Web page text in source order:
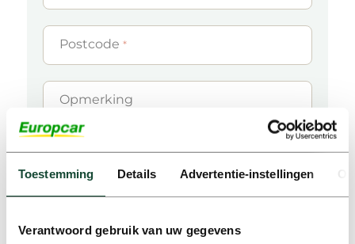
Toestemming Details Advertentie-instellingen
Verantwoord gebruik van uw gegevens
Postcode *
Opmerking